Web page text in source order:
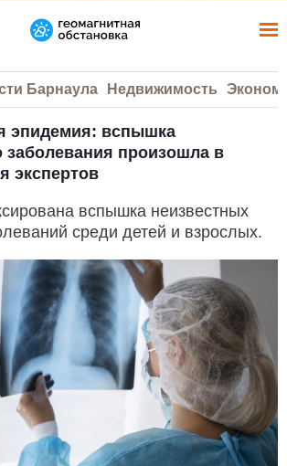
Барнаула Недвижимость
эпидемия: вспышка
заболевания произошла в
экспертов
вспышка неизвестных
среди детей и взрослых.